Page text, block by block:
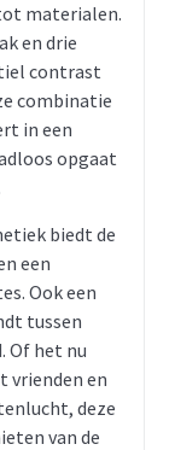
materialen.
en drie
contrast
combinatie
in een
opgaat
biedt de
een
Ook een
tussen
Of het nu
vrienden en
deze
van de